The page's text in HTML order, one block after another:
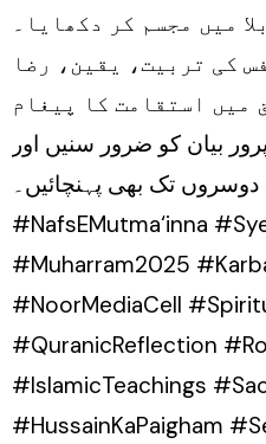
میں مجسم کر دکھایا۔
کی تربیت، یقین، رضا
میں استقامت کا پیغام
بیان کو ضرور سنیں اور
دوسروں تک بھی پہنچائیں۔ #ImamHussain
#NafsEMutma‘inna
#Muharram2025
#NoorMediaCell
#QuranicReflection
#IslamicTeachings
#HussainKaPaigham